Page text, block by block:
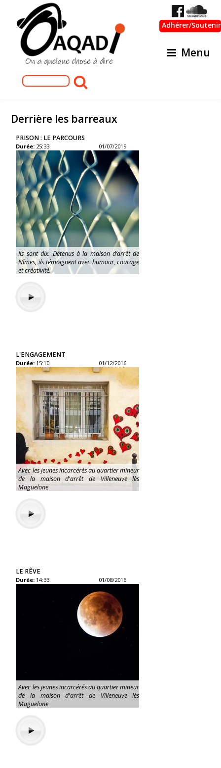
Menu
Adhérer/Soutenir
Formulaire de recherche
Rechercher
Derrière les barreaux
PRISON : LE PARCOURS
Durée: 25:33 01/07/2019
Ils sont dix. Détenus à la maison d’arrêt de
Nîmes, ils témoignent avec humour, courage
et créativité.
L'ENGAGEMENT
Durée: 15:10 01/12/2016
Avec les jeunes incarcérés au quartier mineur
de la maison d'arrêt de Villeneuve lès
Maguelone
LE RÊVE
Durée: 14:33 01/08/2016
Avec les jeunes incarcérés au quartier mineur
de la maison d'arrêt de Villeneuve lès
Maguelone